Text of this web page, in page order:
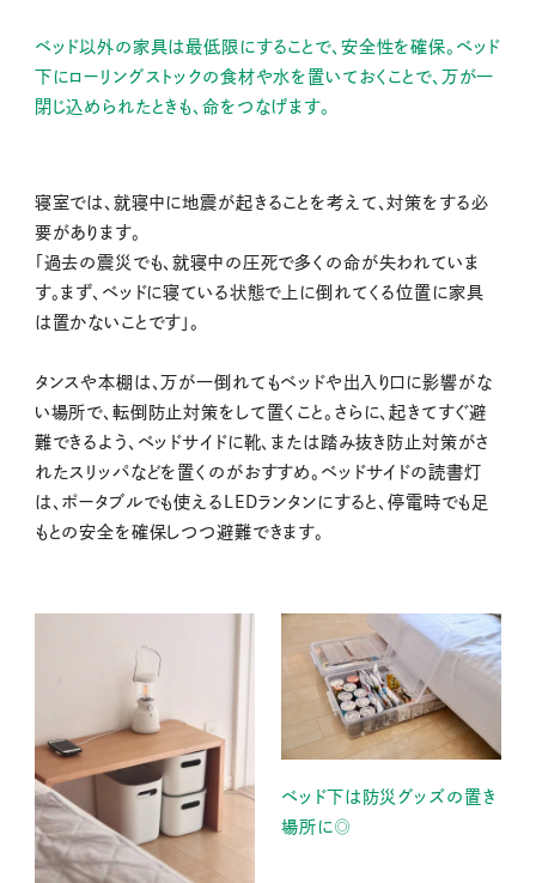
ベッド以外の家具は最低限にすることで、安全性を確保。ベッド
下にローリングストックの食材や水を置いておくことで、万が一
閉じ込められたときも、命をつなげます。
寝室では、就寝中に地震が起きることを考えて、対策をする必
要があります。
「過去の震災でも、就寝中の圧死で多くの命が失われていま
す。まず、ベッドに寝ている状態で上に倒れてくる位置に家具
は置かないことです」。
タンスや本棚は、万が一倒れてもベッドや出入り口に影響がな
い場所で、転倒防止対策をして置くこと。さらに、起きてすぐ避
難できるよう、ベッドサイドに靴、または踏み抜き防止対策がさ
れたスリッパなどを置くのがおすすめ。ベッドサイドの読書灯
は、ポータブルでも使えるLEDランタンにすると、停電時でも足
もとの安全を確保しつつ避難できます。
ベッド下は防災グッズの置き
場所に◎